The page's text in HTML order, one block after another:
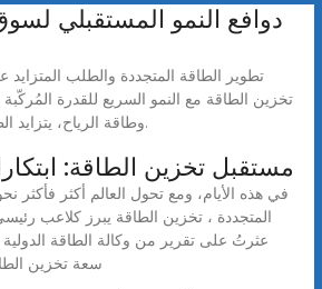
دوافع النمو المستقبلي
تخزين الطاقة مع النمو السريع للقدرة
وطاقة الرياح، يتزايد الطلب على تخزين الطاقة.
مستقبل تخزين الطاقة:
المتجددة ، تخزين الطاقة يبرز كلاعب
عثرتُ على تقرير من وكالة الطاقة
سعة تخزين